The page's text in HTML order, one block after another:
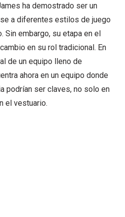
ha demostrado ser un
a diferentes estilos de juego
Sin embargo, su etapa en el
en su rol tradicional. En
de un equipo lleno de
ahora en un equipo donde
podrían ser claves, no solo en
el vestuario.